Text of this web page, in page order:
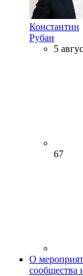
Константин
Рубан
5
67
О
сообщества